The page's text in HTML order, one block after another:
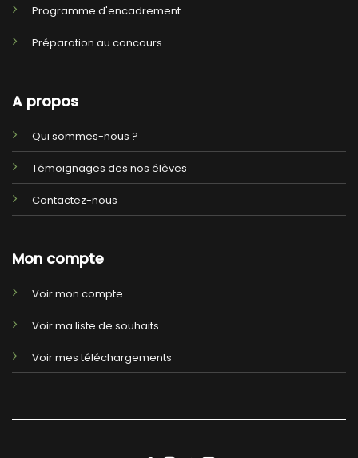
Programme d'encadrement
Préparation au concours
A propos
Qui sommes-nous ?
Témoignages des nos élèves
Contactez-nous
Mon compte
Voir mon compte
Voir ma liste de souhaits
Voir mes téléchargements